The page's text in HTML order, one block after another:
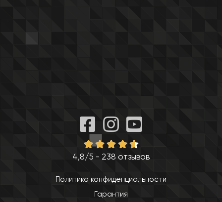
4,8/5 - 238 отзывов
Политика конфиденциальности
Гарантия